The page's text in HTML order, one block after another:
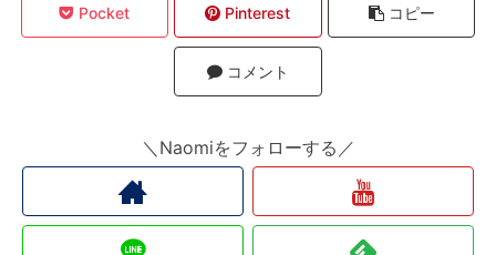
Pocket Pinterest コピー
コメント
＼Naomiをフォローする／